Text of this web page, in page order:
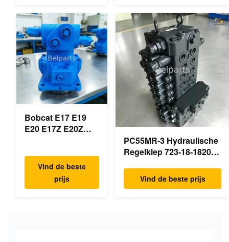
16017
Minigraafmachine
mini-
graafmachineonderdelen
Bobcat E17 E19
E20 E17Z E20Z
7024419 Voor mini
graafmachine
Vind de beste
prijs
PC55MR-3 Hydraulische
Regelklep 723-18-18200
18202 voor KOMATSU
Graafmachine Originele
Vind de beste prijs